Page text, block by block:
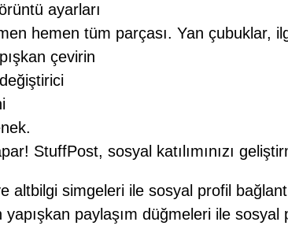
ayarları
hemen tüm parçası. Yan çubuklar,
çevirin
StuffPost, sosyal katılımınızı
altbilgi simgeleri ile sosyal profil
paylaşım düğmeleri ile sosyal